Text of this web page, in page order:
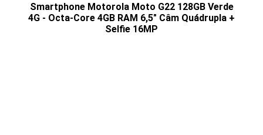
Smartphone Motorola Moto G22 128GB Verde
4G - Octa-Core 4GB RAM 6,5" Câm Quádrupla +
Selfie 16MP